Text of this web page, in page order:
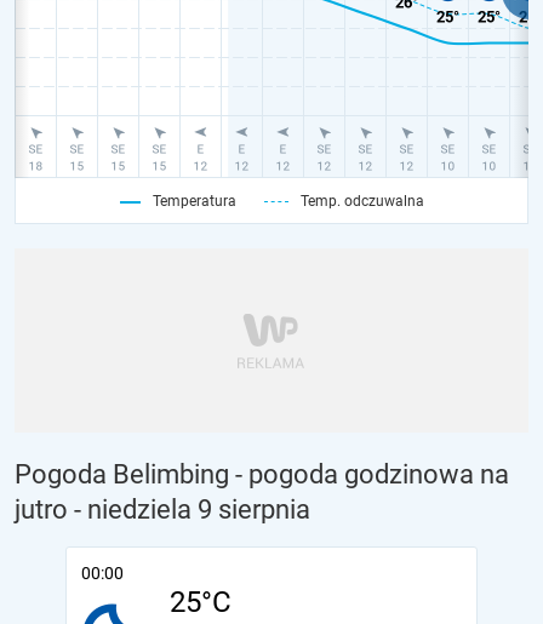
Temperatura Temp. odczuwalna
Pogoda Belimbing - pogoda godzinowa na
jutro - niedziela 9 sierpnia
00:00
25°C